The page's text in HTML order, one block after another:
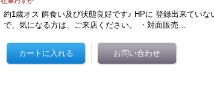
約1歳オス 餌食い及び状態良好です♪ HPに 登録出来ていな
で、気になる方は、ご来店ください。 ・対面販売…